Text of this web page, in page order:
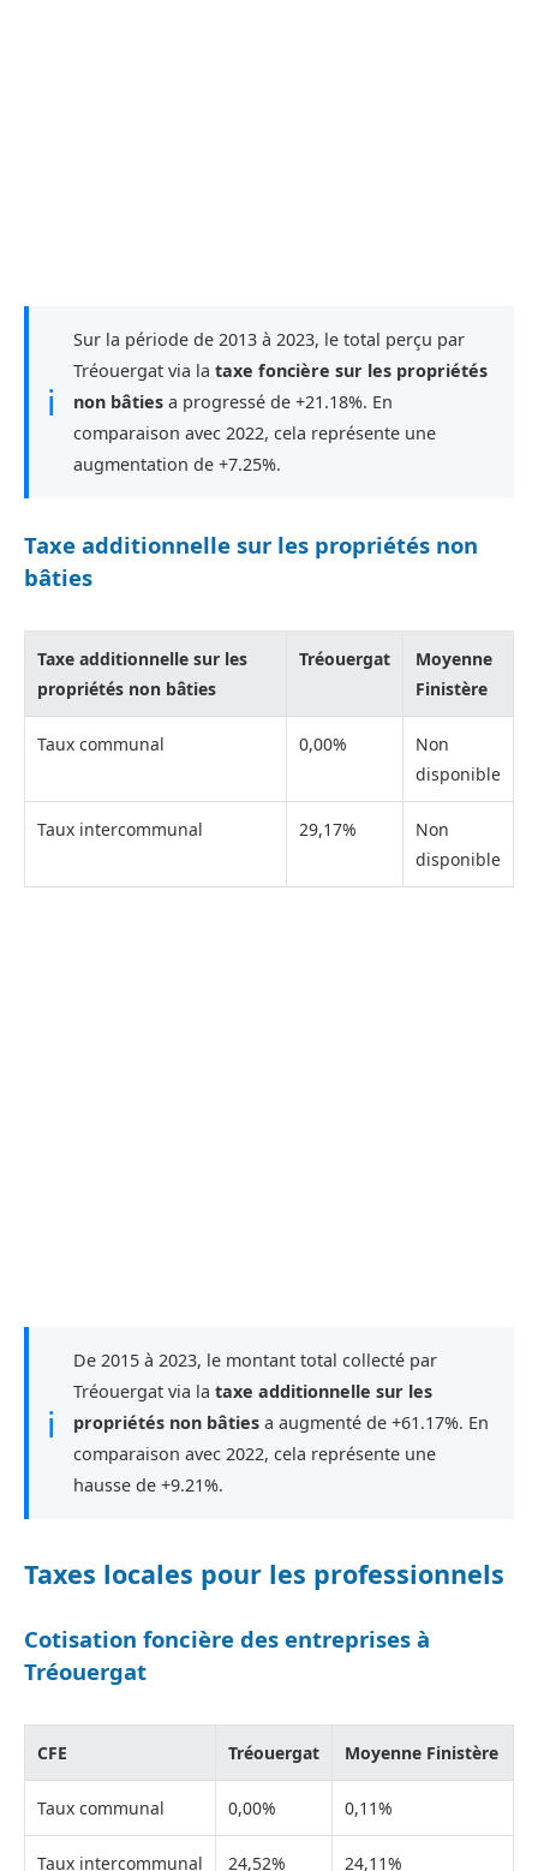
ℹ
Sur la période de 2013 à 2023, le total perçu par
Tréouergat via la taxe foncière sur les propriétés
non bâties a progressé de +21.18%. En
comparaison avec 2022, cela représente une
augmentation de +7.25%.
Taxe additionnelle sur les propriétés non
bâties
Taxe additionnelle sur les
propriétés non bâties
Tréouergat
Moyenne
Finistère
Taux communal 0,00%
Non
disponible
Taux intercommunal 29,17%
Non
disponible
ℹ
De 2015 à 2023, le montant total collecté par
Tréouergat via la taxe additionnelle sur les
propriétés non bâties a augmenté de +61.17%. En
comparaison avec 2022, cela représente une
hausse de +9.21%.
Taxes locales pour les professionnels
Cotisation foncière des entreprises à
Tréouergat
CFE Tréouergat Moyenne Finistère
Taux communal 0,00% 0,11%
Taux intercommunal 24,52% 24,11%